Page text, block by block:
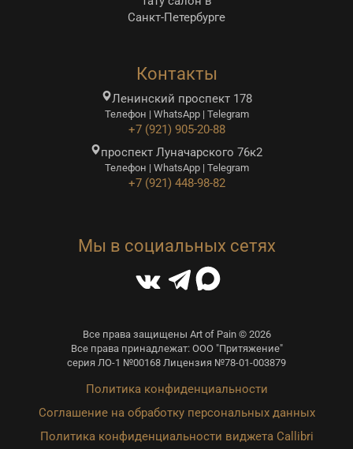
Санкт-Петербурге
Контакты
Ленинский проспект 178
Телефон | WhatsApp | Telegram
+7 (921) 905-20-88
проспект Луначарского 76к2
Телефон | WhatsApp | Telegram
+7 (921) 448-98-82
Мы в социальных сетях
Все права защищены Art of Pain © 2026
Все права принадлежат: ООО "Притяжение"
серия ЛО-1 №00168 Лицензия №78-01-003879
Политика конфиденциальности
Соглашение на обработку персональных данных
Политика конфиденциальности виджета Callibri